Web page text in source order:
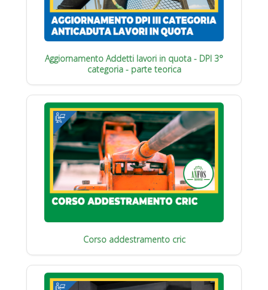
Aggiornamento Addetti lavori in quota - DPI 3°
categoria - parte teorica
Corso addestramento cric